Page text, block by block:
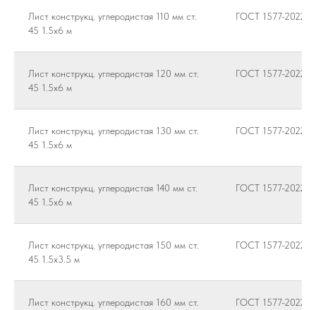
Лист конструкц. углеродистая 110 мм ст.
45 1.5х6 м
ГОСТ 1577-2022
Лист конструкц. углеродистая 120 мм ст.
45 1.5х6 м
ГОСТ 1577-2022
Лист конструкц. углеродистая 130 мм ст.
45 1.5х6 м
ГОСТ 1577-2022
Лист конструкц. углеродистая 140 мм ст.
45 1.5х6 м
ГОСТ 1577-2022
Лист конструкц. углеродистая 150 мм ст.
45 1.5х3.5 м
ГОСТ 1577-2022
Лист конструкц. углеродистая 160 мм ст.
ГОСТ 1577-2022